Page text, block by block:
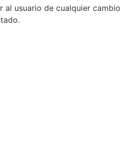
al usuario de cualquier cambio